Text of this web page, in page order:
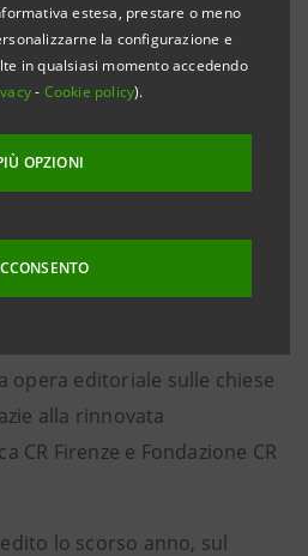
estesa, prestare o meno
la configurazione e
in qualsiasi momento accedendo
- Cookie policy).
OPZIONI
CINQUECENTO
– Si svolgerà il prossimo 5
“Cosimo Ridolfi” di
del libro “Santa
e il convento. Dalla Trinità di
Si tratta del
opera editoriale sulle chiese
alla rinnovata
CR Firenze e Fondazione CR
lo scorso anno, sul